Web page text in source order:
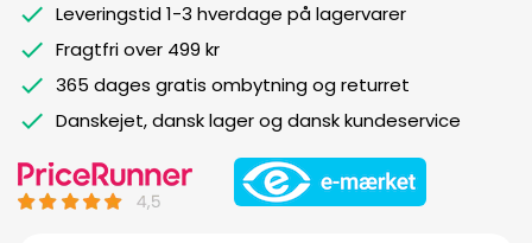
Leveringstid 1-3 hverdage på lagervarer
Fragtfri over 499 kr
365 dages gratis ombytning og returret
Danskejet, dansk lager og dansk kundeservice